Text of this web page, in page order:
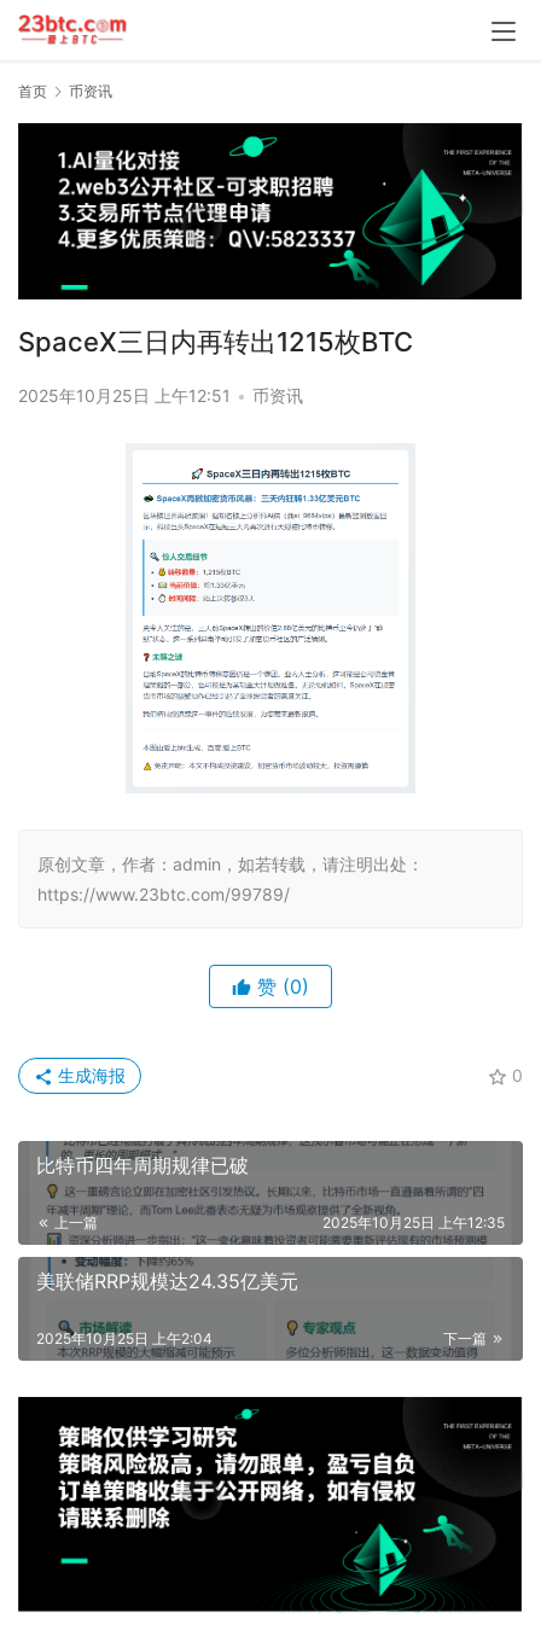
首页 币资讯
SpaceX三日内再转出1215枚BTC
2025年10月25日 上午12:51 • 币资讯
原创文章，作者：admin，如若转载，请注明出处：
https://www.23btc.com/99789/
赞 (0)
0
生成海报
比特币四年周期规律已破
上一篇 2025年10月25日 上午12:35
美联储RRP规模达24.35亿美元
下一篇
2025年10月25日 上午2:04